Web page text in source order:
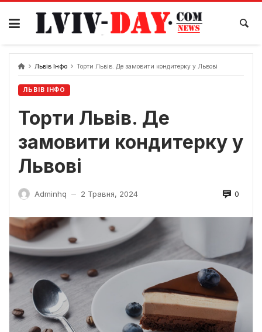
Skip
content
Львів Інфо Торти Львів. Де замовити кондитерку у Львові
ЛЬВІВ ІНФО
Торти Львів. Де
замовити кондитерку у
Львові
Adminhq — 2 Травня, 2024 0